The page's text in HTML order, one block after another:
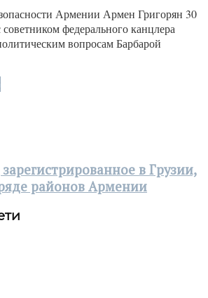
Армении Армен Григорян 30
федерального канцлера
вопросам Барбарой
в Грузии,
районов Армении